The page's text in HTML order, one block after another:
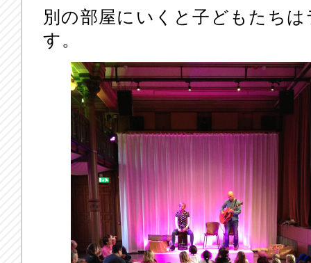
別の部屋にいくと子どもたち
す。